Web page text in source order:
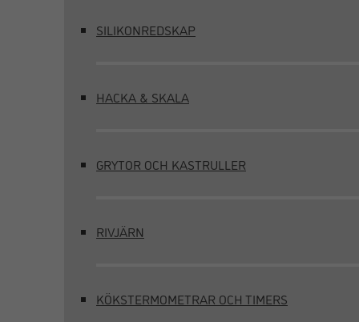
SILIKONREDSKAP
HACKA & SKALA
GRYTOR OCH KASTRULLER
RIVJÄRN
KÖKSTERMOMETRAR OCH TIMERS